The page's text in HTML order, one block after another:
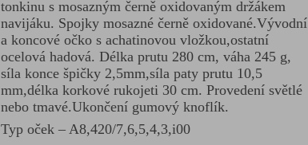
tonkinu s mosazným černě oxidovaným držákem
navijáku. Spojky mosazné černě oxidované.Vývodní
a koncové očko s achatinovou vložkou,ostatní
ocelová hadová. Délka prutu 280 cm, váha 245 g,
síla konce špičky 2,5mm,síla paty prutu 10,5
mm,délka korkové rukojeti 30 cm. Provedení světlé
nebo tmavé.Ukončení gumový knoflík.
Typ oček – A8,420/7,6,5,4,3,i00